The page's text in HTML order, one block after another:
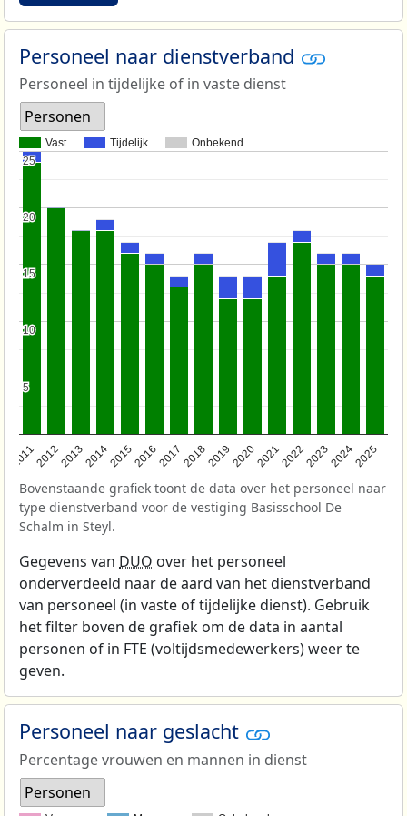
Personeel naar dienstverband
Personeel in tijdelijke of in vaste dienst
Personen
Vast Tijdelijk Onbekend
201120122013201420152016201720182019202020212022202320242025
5
5
10
10
15
15
20
20
25
25
Bovenstaande grafiek toont de data over het personeel naar
type dienstverband voor de vestiging Basisschool De
Schalm in Steyl.
Gegevens van DUO over het personeel
onderverdeeld naar de aard van het dienstverband
van personeel (in vaste of tijdelijke dienst). Gebruik
het filter boven de grafiek om de data in aantal
personen of in FTE (voltijdsmedewerkers) weer te
geven.
Personeel naar geslacht
Percentage vrouwen en mannen in dienst
Personen